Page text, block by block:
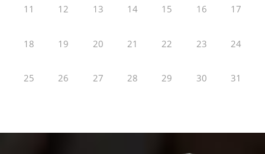
11 12 13 14 15 16 17
18 19 20 21 22 23 24
25 26 27 28 29 30 31